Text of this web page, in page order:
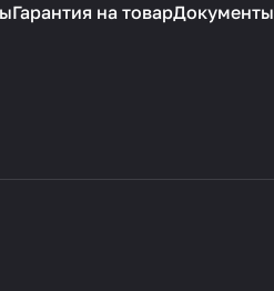
Гарантия на товарДокументы